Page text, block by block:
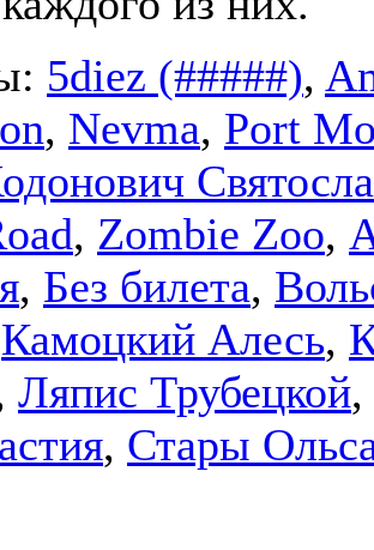
5diez (#####),
, Nevma, Port
, Zombie Zoo,
, Без билета,
Камоцкий Алесь,
Ляпис Трубецкой,
, Стары